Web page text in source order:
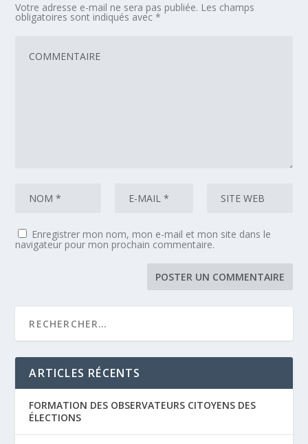
Votre adresse e-mail ne sera pas publiée. Les champs
obligatoires sont indiqués avec*
Enregistrer mon nom, mon e-mail et mon site dans le
navigateur pour mon prochain commentaire.
ARTICLES RÉCENTS
FORMATION DES OBSERVATEURS CITOYENS DES
ÉLECTIONS